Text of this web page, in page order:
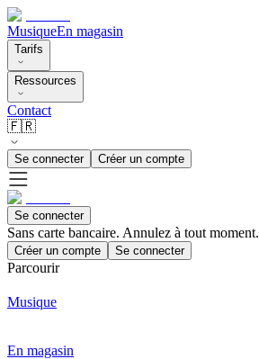
MusiqueEn magasin
Tarifs
Ressources
Contact
🇫🇷
Se connecter Créer un compte
Se connecter
Sans carte bancaire. Annulez à tout moment.
Créer un compte Se connecter
Parcourir
Musique
En magasin